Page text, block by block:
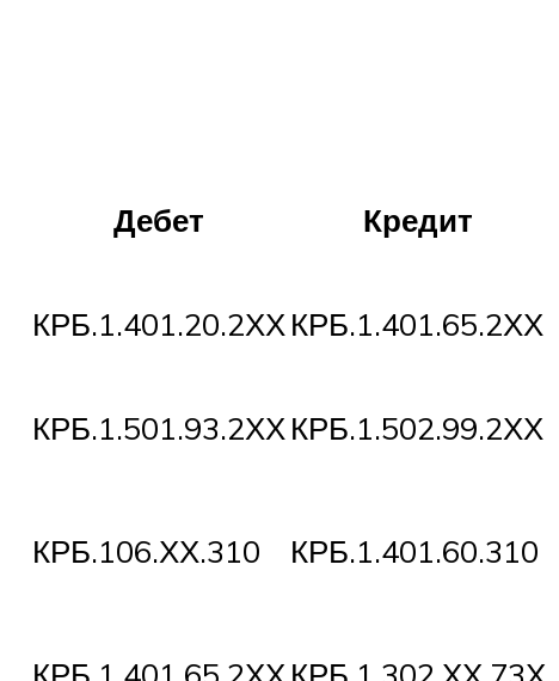
Дебет Кредит
КРБ.1.401.20.2ХХ КРБ.1.401.65.2ХХ
КРБ.1.501.93.2ХХ КРБ.1.502.99.2ХХ
КРБ.106.ХХ.310 КРБ.1.401.60.310